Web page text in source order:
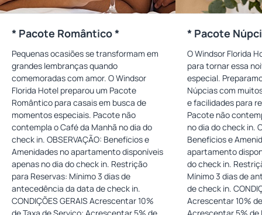
* Pacote Romântico *
Pequenas ocasiões se transformam em
grandes lembranças quando
comemoradas com amor. O Windsor
Florida Hotel preparou um Pacote
Romântico para casais em busca de
momentos especiais. Pacote não
contempla o Café da Manhã no dia do
check in. OBSERVAÇÃO: Benefícios e
Amenidades no apartamento disponíveis
apenas no dia do check in. Restrição
para Reservas: Mínimo 3 dias de
antecedência da data de check in.
CONDIÇÕES GERAIS Acrescentar 10%
de Taxa de Serviço; Acrescentar 5% de
* Pacote
O Windsor Florida
para tornar essa
especial.
Núpcias com
e facilidades para
Pacote não
no dia do check in. OBSERVAÇÃO:
Benefícios e
apartamento
do check in. Restrição para Reservas:
Mínimo 3 dias de
de check in. CONDIÇÕES GERAIS
Acrescentar 10%
Acrescentar 5% de